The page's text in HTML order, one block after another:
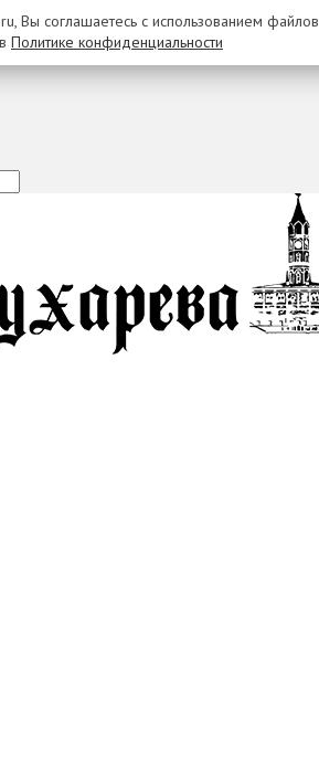
Вы соглашаетесь с использованием файлов
Политике конфиденциальности